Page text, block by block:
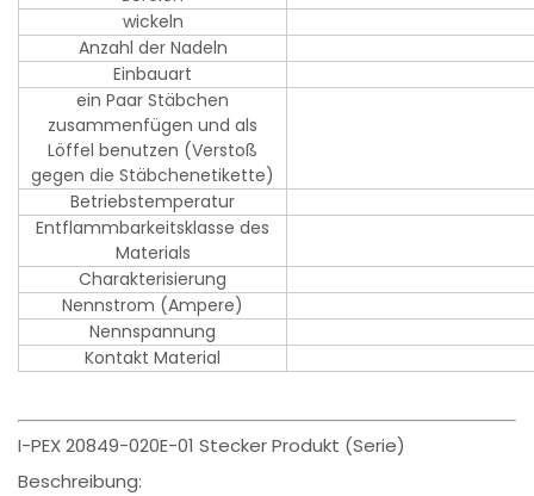
wickeln
Anzahl der Nadeln
Einbauart
ein Paar Stäbchen
zusammenfügen und als
Löffel benutzen (Verstoß
gegen die Stäbchenetikette)
Betriebstemperatur
Entflammbarkeitsklasse des
Materials
Charakterisierung
Nennstrom (Ampere)
Nennspannung
Kontakt Material
I-PEX 20849-020E-01 Stecker Produkt (Serie)
Beschreibung: